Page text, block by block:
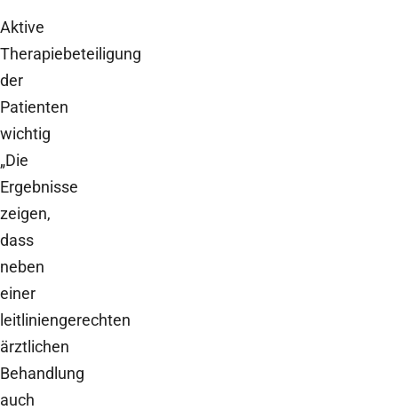
Aktive
Therapiebeteiligung
der
Patienten
wichtig
„Die
Ergebnisse
zeigen,
dass
neben
einer
leitliniengerechten
ärztlichen
Behandlung
auch